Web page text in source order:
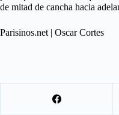
de mitad de cancha hacia
Parisinos.net | Oscar Cortes